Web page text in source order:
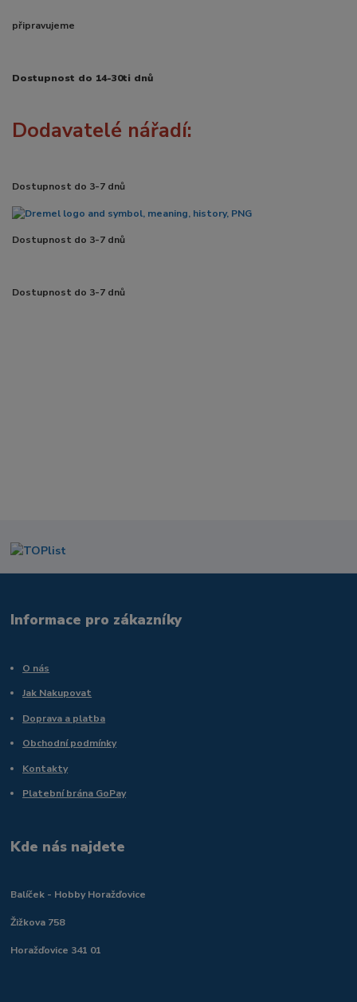
připravujeme
Dostupnost do 14-30ti dnů
Dodavatelé nářadí:
Dostupnost do 3-7 dnů
Dostupnost do 3-7 dnů
Dostupnost do 3-7 dnů
Informace pro zákazníky
O nás
Jak Nakupovat
Doprava a platba
Obchodní podmínky
Kontakty
Platební brána GoPay
Kde nás najdete
Balíček - Hobby Horažďovice
Žižkova 758
Horažďovice 341 01